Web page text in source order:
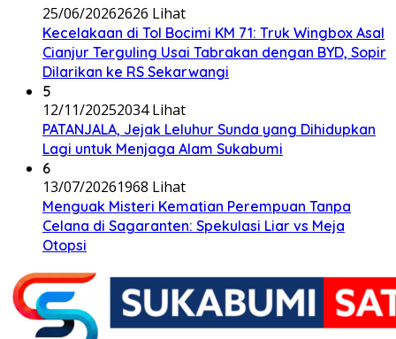
25/06/20262626 Lihat
Kecelakaan di Tol Bocimi KM 71: Truk Wingbox Asal
Cianjur Terguling Usai Tabrakan dengan BYD, Sopir
Dilarikan ke RS Sekarwangi
5
12/11/20252034 Lihat
PATANJALA, Jejak Leluhur Sunda yang Dihidupkan
Lagi untuk Menjaga Alam Sukabumi
6
13/07/20261968 Lihat
Menguak Misteri Kematian Perempuan Tanpa
Celana di Sagaranten: Spekulasi Liar vs Meja
Otopsi